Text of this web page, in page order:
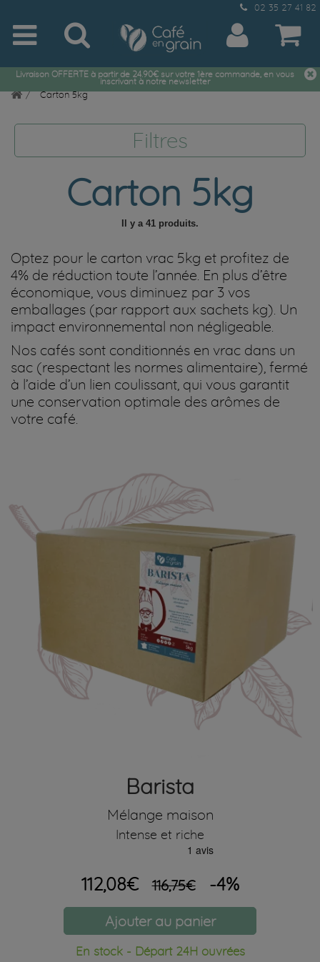
02 35 27 41 82
Livraison OFFERTE à partir de 24.90€ sur votre 1ère commande, en vous
inscrivant à notre newsletter
Carton 5kg
Filtres
Carton 5kg
Il y a 41 produits.
Optez pour le carton vrac 5kg et profitez de
4% de réduction toute l’année. En plus d’être
économique, vous diminuez par 3 vos
emballages (par rapport aux sachets kg). Un
impact environnemental non négligeable.
Nos cafés sont conditionnés en vrac dans un
sac (respectant les normes alimentaire), fermé
à l’aide d’un lien coulissant, qui vous garantit
une conservation optimale des arômes de
votre café.
Barista
Mélange maison
Intense et riche
112,08€ 116,75€ -4%
Ajouter au panier
En stock - Départ 24H ouvrées